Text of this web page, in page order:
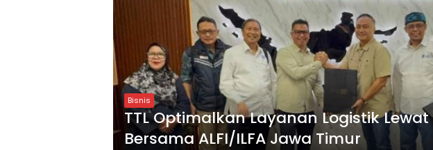
Bisnis
TTL Optimalkan Layanan Logistik
Bersama ALFI/ILFA Jawa Timur